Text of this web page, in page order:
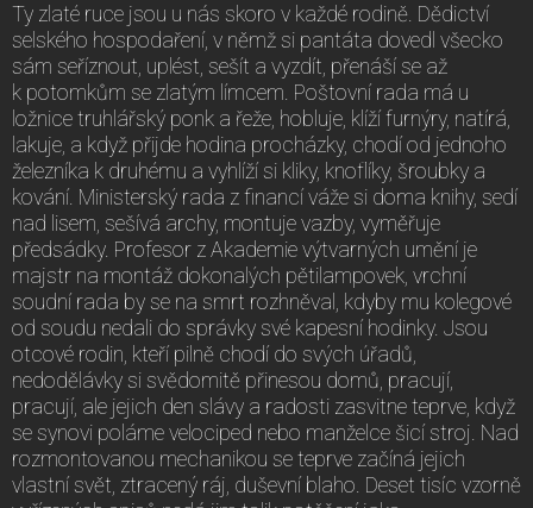
Ty zlaté ruce jsou u nás skoro v každé rodině. Dědictví
selského hospodaření, v němž si pantáta dovedl všecko
sám seříznout, uplést, sešít a vyzdít, přenáší se až
k potomkům se zlatým límcem. Poštovní rada má u
ložnice truhlářský ponk a řeže, hobluje, klíží furnýry, natírá,
lakuje, a když přijde hodina procházky, chodí od jednoho
železníka k druhému a vyhlíží si kliky, knoflíky, šroubky a
kování. Ministerský rada z financí váže si doma knihy, sedí
nad lisem, sešívá archy, montuje vazby, vyměřuje
předsádky. Profesor z Akademie výtvarných umění je
majstr na montáž dokonalých pětilampovek, vrchní
soudní rada by se na smrt rozhněval, kdyby mu kolegové
od soudu nedali do správky své kapesní hodinky. Jsou
otcové rodin, kteří pilně chodí do svých úřadů,
nedodělávky si svědomitě přinesou domů, pracují,
pracují, ale jejich den slávy a radosti zasvitne teprve, když
se synovi poláme velociped nebo manželce šicí stroj. Nad
rozmontovanou mechanikou se teprve začíná jejich
vlastní svět, ztracený ráj, duševní blaho. Deset tisíc vzorně